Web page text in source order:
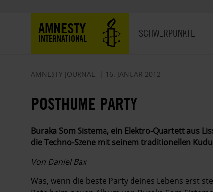
AMNESTY
INTERNATIONAL SCHWERPUNKTE
AMNESTY JOURNAL 16. JANUAR 2012
POSTHUME PARTY
Buraka Som Sistema, ein Elektro-Quartett aus
die Techno-Szene mit seinem traditionellen
Von Daniel Bax
Was, wenn die beste Party deines Lebens erst